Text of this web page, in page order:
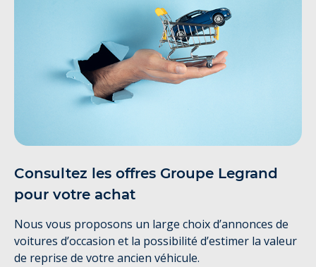
Consultez les offres Groupe Legrand
pour votre achat
Nous vous proposons un large choix d’annonces de
voitures d’occasion et la possibilité d’estimer la valeur
de reprise de votre ancien véhicule.